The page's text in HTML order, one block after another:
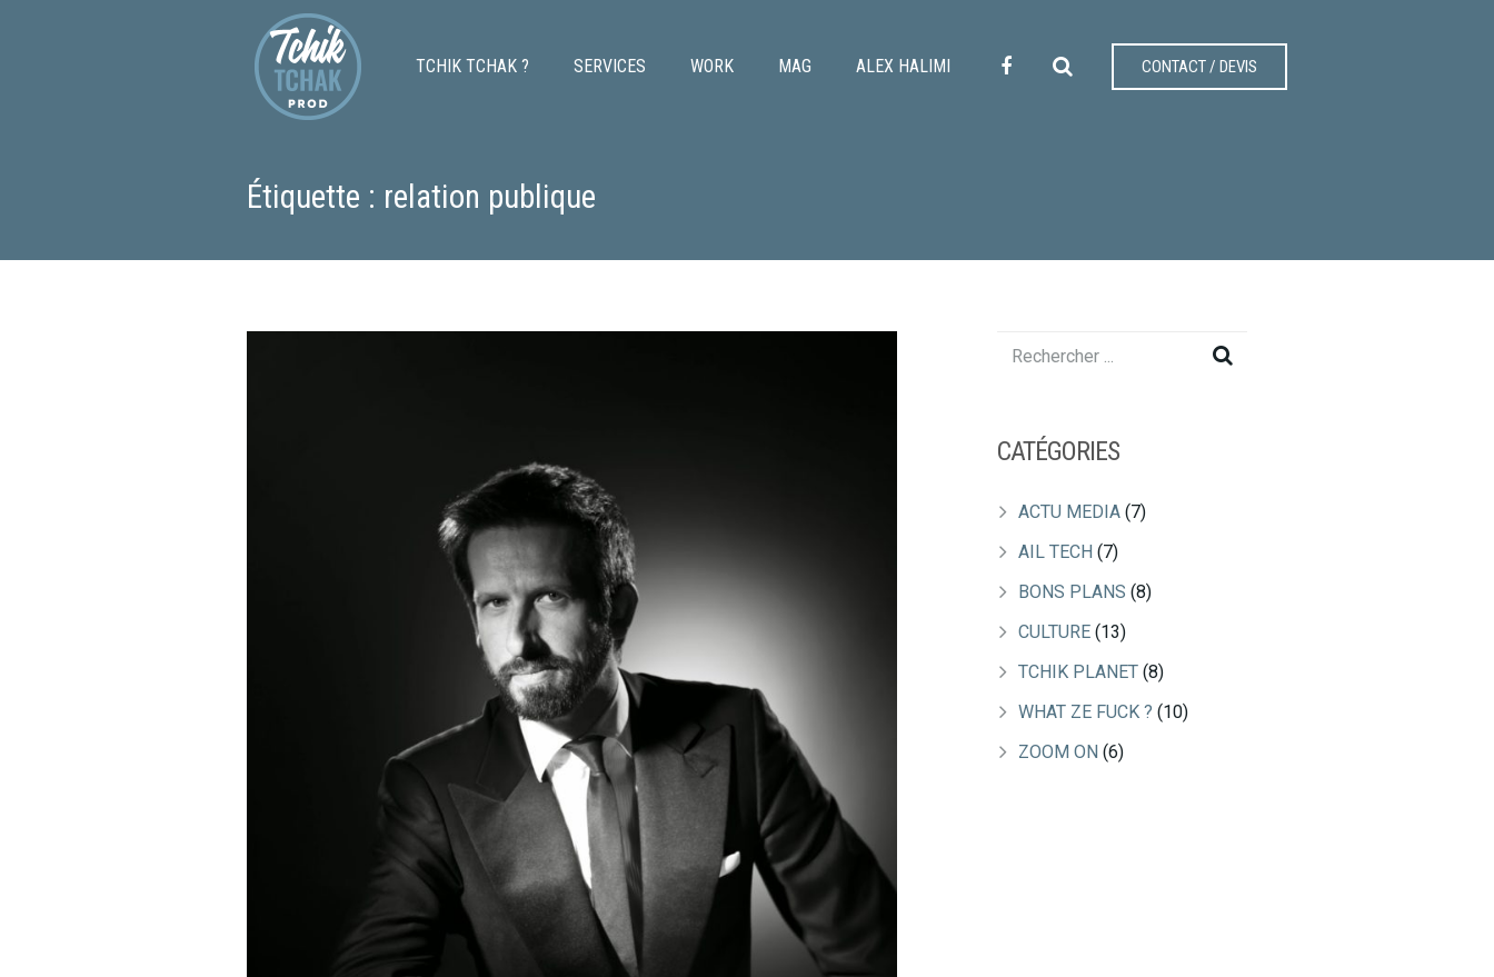
TCHIK TCHAK ? SERVICES WORK MAG ALEX HALIMI CONTACT / DEVIS
Étiquette : relation publique
CATÉGORIES
ACTU MEDIA (7)
AIL TECH (7)
BONS PLANS (8)
CULTURE (13)
TCHIK PLANET (8)
WHAT ZE FUCK ? (10)
ZOOM ON (6)